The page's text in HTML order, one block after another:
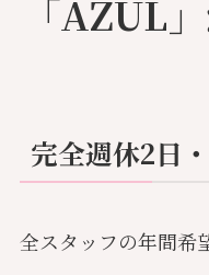
「AZUL
完全週休2日
全スタッフの年間希